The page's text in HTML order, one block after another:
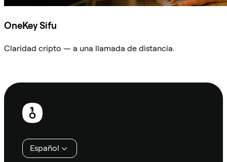
OneKey Sifu
Claridad cripto — a una llamada de distancia.
Pie
página
Español